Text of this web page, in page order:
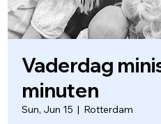
Vaderdag
minuten
Sun, Jun 15
  |
Rotterdam